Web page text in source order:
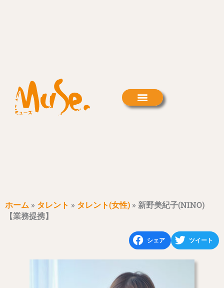
ホーム » タレント » タレント(女性) » 新野美紀子(NINO)
【業務提携】
シェア ツイート